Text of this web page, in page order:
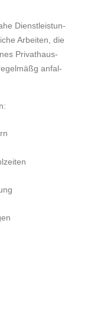
Dienst­leis­tun­
Ar­bei­ten, die
Pri­vat­haus­
an­fal­